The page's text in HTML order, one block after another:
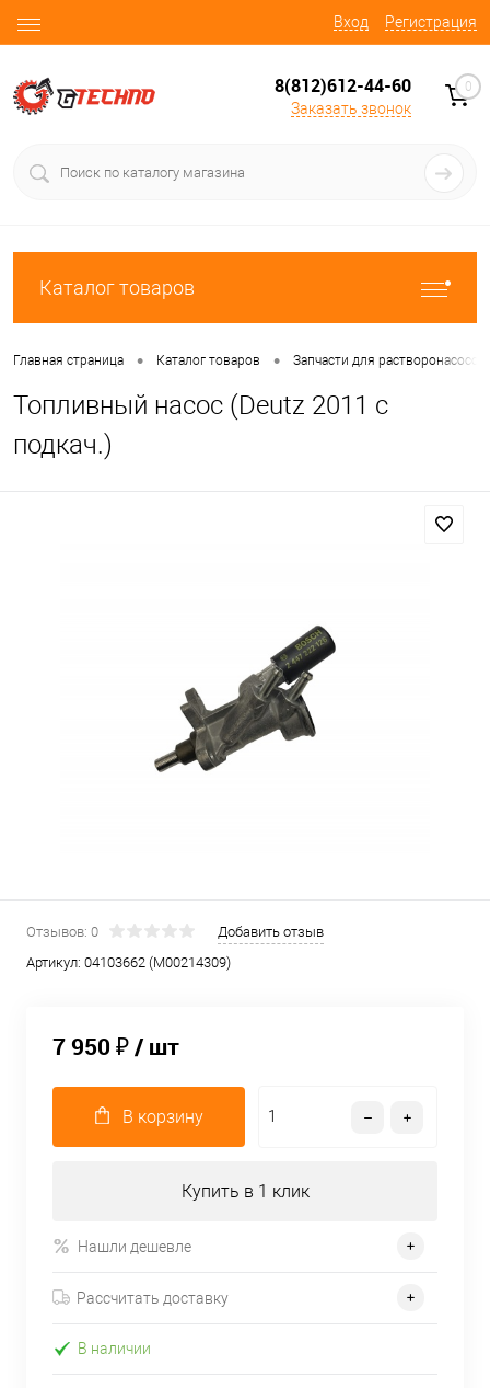
Вход Регистрация
8(812)612-44-60
Заказать звонок
0
Каталог товаров
Главная страница • Каталог товаров • Запчасти для растворонасосов
Топливный насос (Deutz 2011 c
подкач.)
Отзывов: 0
Добавить отзыв
Артикул: 04103662 (М00214309)
7 950 ₽/ шт
В корзину
Купить в 1 клик
Нашли дешевле
Рассчитать доставку
В наличии